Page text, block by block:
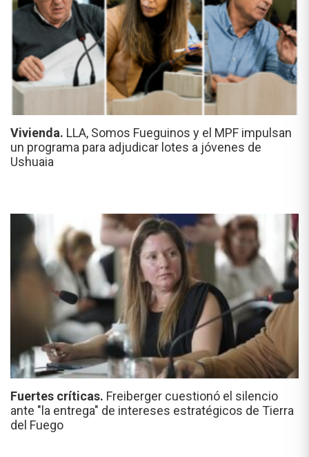
Vivienda. LLA, Somos Fueguinos y el MPF impulsan
un programa para adjudicar lotes a jóvenes de
Ushuaia
Fuertes críticas. Freiberger cuestionó el silencio
ante "la entrega" de intereses estratégicos de Tierra
del Fuego